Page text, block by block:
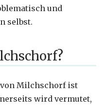
und
selbst.
Milchschorf ist
wird vermutet,